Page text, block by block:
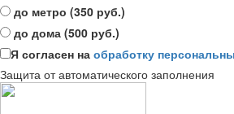
до метро (350 руб.)
до дома (500 руб.)
Я согласен на обработку
Защита от автоматического заполнения